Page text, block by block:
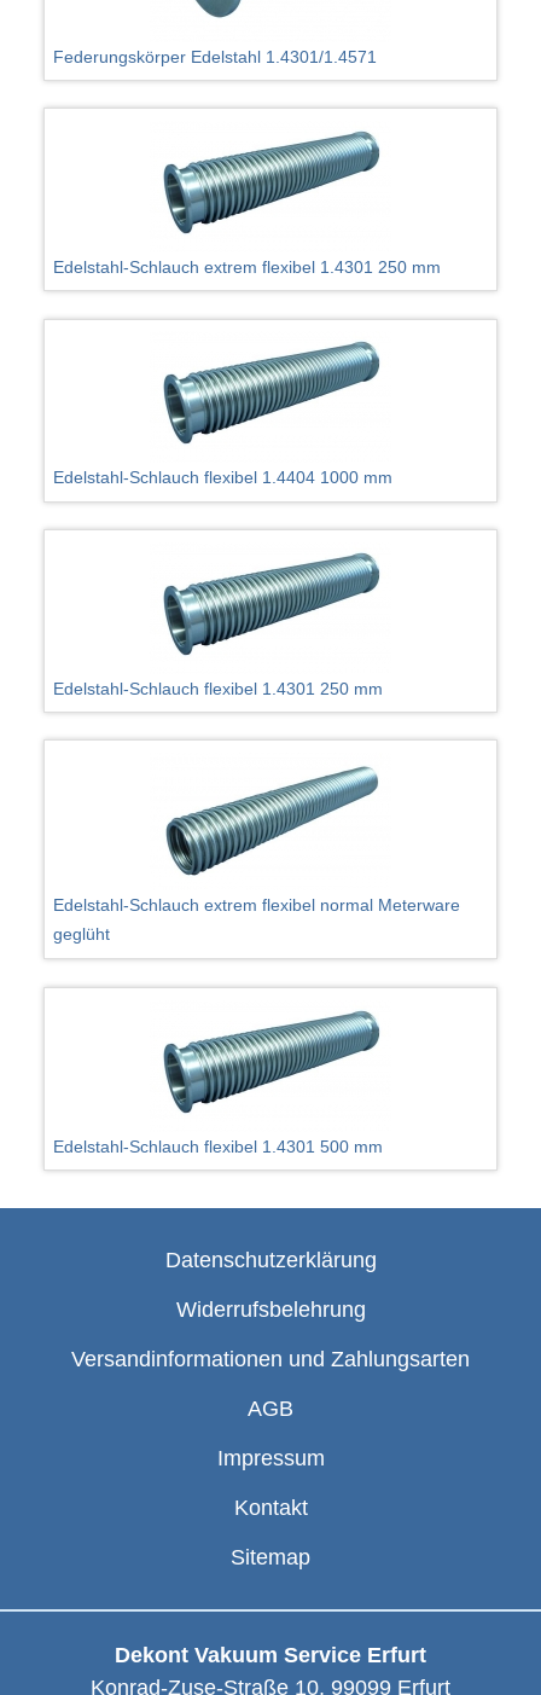
Federungskörper Edelstahl 1.4301/1.4571
Edelstahl-Schlauch extrem flexibel 1.4301 250 mm
Edelstahl-Schlauch flexibel 1.4404 1000 mm
Edelstahl-Schlauch flexibel 1.4301 250 mm
Edelstahl-Schlauch extrem flexibel normal Meterware
geglüht
Edelstahl-Schlauch flexibel 1.4301 500 mm
Datenschutzerklärung
Widerrufsbelehrung
Versandinformationen und Zahlungsarten
AGB
Impressum
Kontakt
Sitemap
Dekont Vakuum Service Erfurt
Konrad-Zuse-Straße 10, 99099 Erfurt